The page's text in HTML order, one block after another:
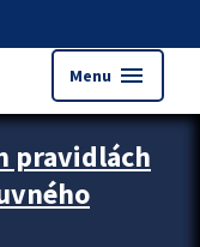
Menu menu
pravidlách